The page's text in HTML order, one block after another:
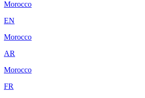
Morocco
EN
Morocco
AR
Morocco
FR